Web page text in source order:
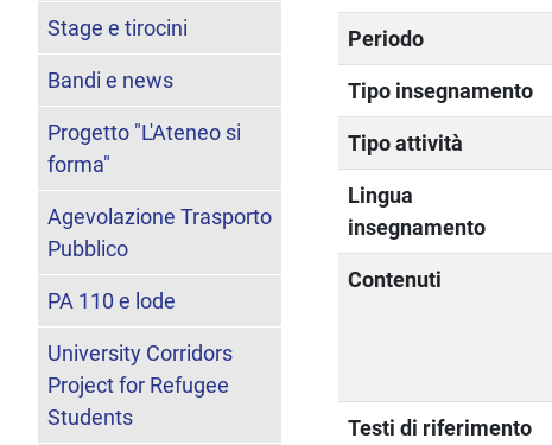
Periodo
Tipo insegnamento
Tipo attività
Lingua
insegnamento
Contenuti
Testi di riferimento
Stage e tirocini
Bandi e news
Progetto "L'Ateneo si
forma"
Agevolazione Trasporto
Pubblico
PA 110 e lode
University Corridors
Project for Refugee
Students